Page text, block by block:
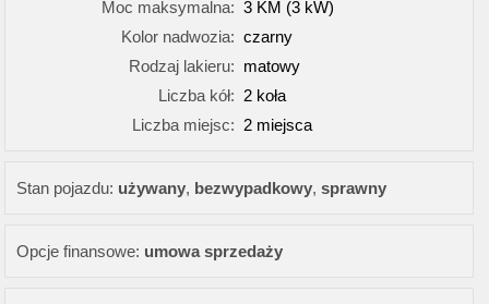
Moc maksymalna: 3 KM (3 kW)
Kolor nadwozia: czarny
Rodzaj lakieru: matowy
Liczba kół: 2 koła
Liczba miejsc: 2 miejsca
Stan pojazdu: używany, bezwypadkowy,sprawny
Opcje finansowe: umowa sprzedaży